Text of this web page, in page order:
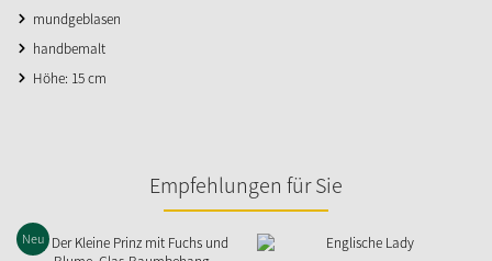
mundgeblasen
handbemalt
Höhe: 15 cm
Empfehlungen für Sie
Neu